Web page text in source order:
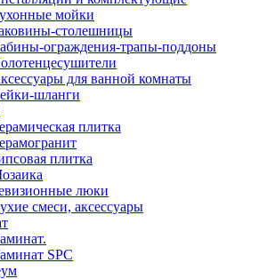
мойки
столешницы
ограждения-трапы-поддоны
для ванной комнаты
шланги
плитка
плитка
люки
смеси, аксессуары
SPC